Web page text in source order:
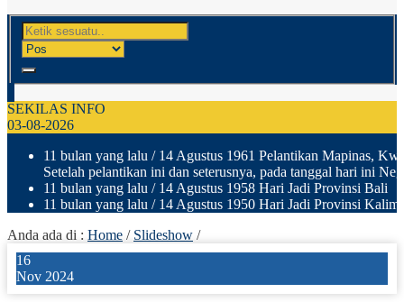
SEKILAS INFO
03-08-2026
11 bulan yang lalu / 14 Agustus 1961 Pelantikan Mapinas,
Setelah pelantikan ini dan seterusnya, pada tanggal hari ini
11 bulan yang lalu / 14 Agustus 1958 Hari Jadi Provinsi Bali
11 bulan yang lalu / 14 Agustus 1950 Hari Jadi Provinsi
Anda ada di : Home / Slideshow /
16
Nov 2024